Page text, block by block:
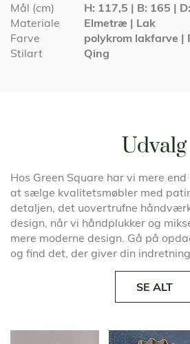
Mål (cm)
H: 117,5 | B: 165 |
Materiale
Elmetræ | Lak
Farve
polykrom lakfarve |
Stilart
Qing
Udvalg
Hos Green Square har vi mere
at sælge kvalitetsmøbler med
detaljen, det uovertrufne
design, når vi håndplukker og
mere moderne design. Gå på
og find det, der giver din
SE ALT